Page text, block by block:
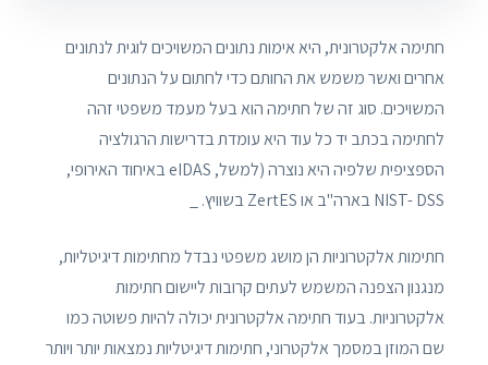
חתימה אלקטרונית, היא אימות נתונים המשויכים לוגית לנתונים
אחרים ואשר משמש את החותם כדי לחתום על הנתונים
המשויכים. סוג זה של חתימה הוא בעל מעמד משפטי זהה
לחתימה בכתב יד כל עוד היא עומדת בדרישות הרגולציה
הספציפית שלפיה היא נוצרה (למשל, eIDAS באיחוד האירופי,
NIST- DSS בארה"ב או ZertES בשוויץ. _
חתימות אלקטרוניות הן מושג משפטי נבדל מחתימות דיגיטליות,
מנגנון הצפנה המשמש לעתים קרובות ליישום חתימות
אלקטרוניות. בעוד חתימה אלקטרונית יכולה להיות פשוטה כמו
שם המוזן במסמך אלקטרוני, חתימות דיגיטליות נמצאות יותר ויותר